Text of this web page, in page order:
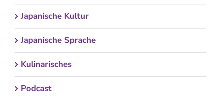
Japanische Kultur
Japanische Sprache
Kulinarisches
Podcast